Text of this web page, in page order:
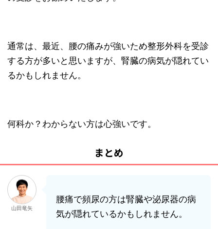
通常は、最近、腰の痛みが強いため整形外科を受診
する方が多いと思いますが、腎臓の病気が隠れてい
るかもしれません。
何科か？わからない方は心強いです。
まとめ
山田竜矢
腰痛で頻尿の方は腎臓や泌尿器の病
気が隠れているかもしれません。